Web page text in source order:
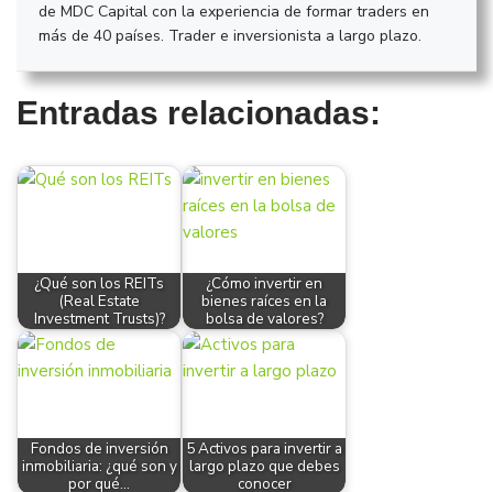
de MDC Capital con la experiencia de formar traders en
más de 40 países. Trader e inversionista a largo plazo.
Entradas relacionadas:
¿Qué son los REITs
(Real Estate
Investment Trusts)?
¿Cómo invertir en
bienes raíces en la
bolsa de valores?
Fondos de inversión
inmobiliaria: ¿qué son y
por qué…
5 Activos para invertir a
largo plazo que debes
conocer